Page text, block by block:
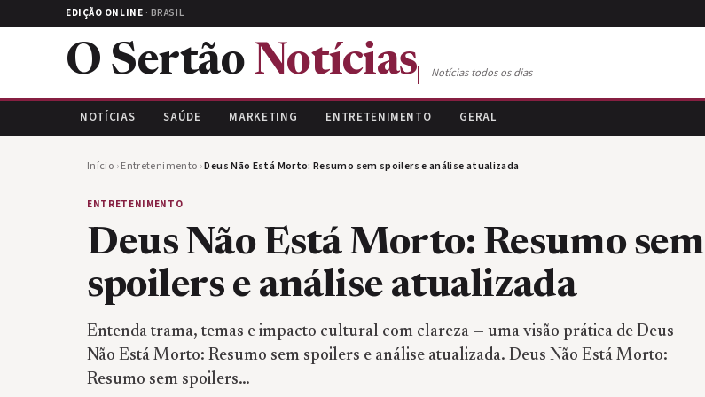
EDIÇÃO ONLINE · BRASIL
O Sertão Notícias Notícias todos os dias
NOTÍCIAS SAÚDE MARKETING ENTRETENIMENTO GERAL
Início ›Entretenimento ›Deus Não Está Morto: Resumo sem spoilers e análise atualizada
ENTRETENIMENTO
Deus Não Está Morto: Resumo sem
spoilers e análise atualizada
Entenda trama, temas e impacto cultural com clareza — uma visão prática de Deus
Não Está Morto: Resumo sem spoilers e análise atualizada. Deus Não Está Morto:
Resumo sem spoilers…